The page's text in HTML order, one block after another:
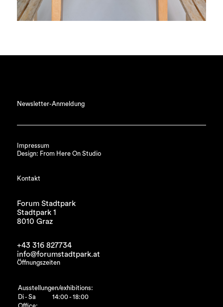
Newsletter-Anmeldung
Impressum
Design: From Here On Studio
Kontakt
Forum Stadtpark
Stadtpark 1
8010 Graz
+43 316 827734
info@forumstadtpark.at
Öffnungszeiten
Ausstellungen/exhibitions:
Di - Sa
14:00 - 18:00